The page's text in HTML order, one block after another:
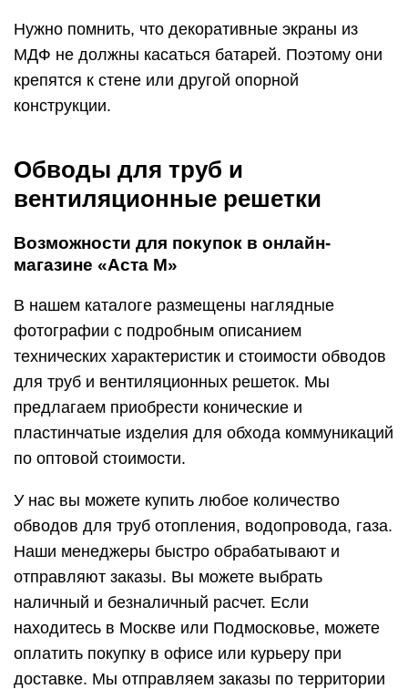
Нужно помнить, что декоративные экраны из
МДФ не должны касаться батарей. Поэтому они
крепятся к стене или другой опорной
конструкции.
Обводы для труб и
вентиляционные решетки
Возможности для покупок в онлайн-
магазине «Аста М»
В нашем каталоге размещены наглядные
фотографии с подробным описанием
технических характеристик и стоимости обводов
для труб и вентиляционных решеток. Мы
предлагаем приобрести конические и
пластинчатые изделия для обхода коммуникаций
по оптовой стоимости.
У нас вы можете купить любое количество
обводов для труб отопления, водопровода, газа.
Наши менеджеры быстро обрабатывают и
отправляют заказы. Вы можете выбрать
наличный и безналичный расчет. Если
находитесь в Москве или Подмосковье, можете
оплатить покупку в офисе или курьеру при
доставке. Мы отправляем заказы по территории